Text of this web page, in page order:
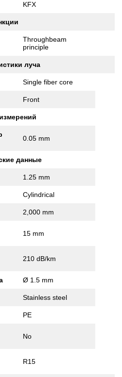
KFX
Throughbeam
principle
луча
Single fiber core
Front
0.05 mm
данные
1.25 mm
Cylindrical
2,000 mm
15 mm
210 dB/km
Ø 1.5 mm
Stainless steel
PE
No
R15